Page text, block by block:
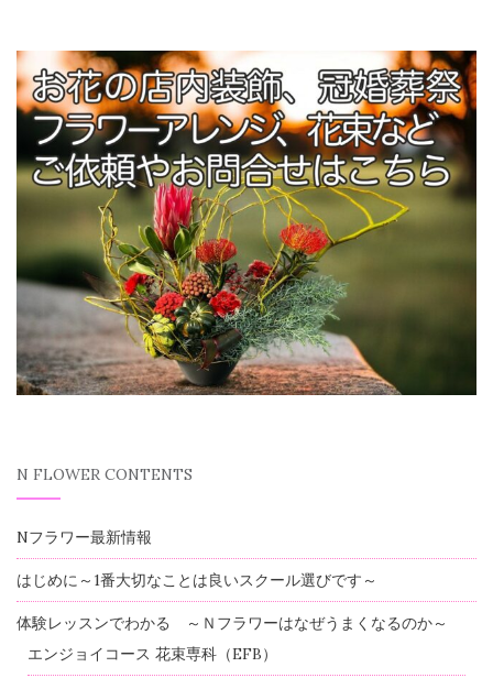
N FLOWER CONTENTS
Nフラワー最新情報
はじめに～1番大切なことは良いスクール選びです～
体験レッスンでわかる ～Ｎフラワーはなぜうまくなるのか～
エンジョイコース 花束専科（EFB）